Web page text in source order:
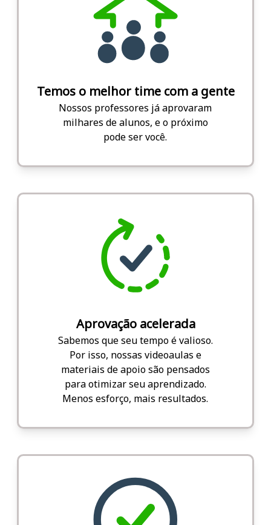
Temos o melhor time com a gente
Nossos professores já aprovaram
milhares de alunos, e o próximo
pode ser você.
Aprovação acelerada
Sabemos que seu tempo é valioso.
Por isso, nossas videoaulas e
materiais de apoio são pensados
para otimizar seu aprendizado.
Menos esforço, mais resultados.